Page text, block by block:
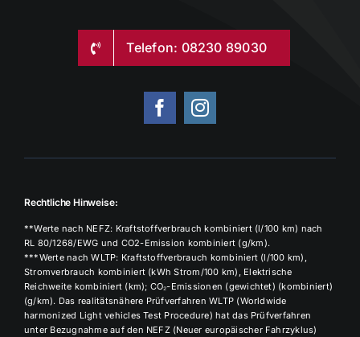
Rechtliche Hinweise:
**Werte nach NEFZ: Kraftstoffverbrauch kombiniert (l/100 km) nach
RL 80/1268/EWG und CO2-Emission kombiniert (g/km).
***Werte nach WLTP: Kraftstoffverbrauch kombiniert (l/100 km),
Stromverbrauch kombiniert (kWh Strom/100 km), Elektrische
Reichweite kombiniert (km); CO₂-Emissionen (gewichtet) (kombiniert)
(g/km). Das realitätsnähere Prüfverfahren WLTP (Worldwide
harmonized Light vehicles Test Procedure) hat das Prüfverfahren
unter Bezugnahme auf den NEFZ (Neuer europäischer Fahrzyklus)
Telefon: 08230 89030